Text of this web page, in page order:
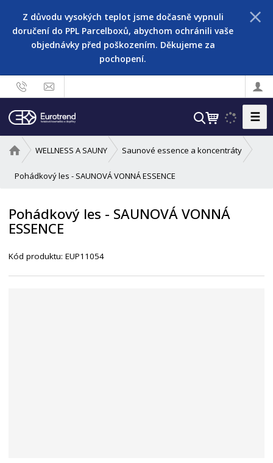
Z důvodu vysokých teplot jsme dočasně vypnuli
doručení do PPL Parcelboxů, abychom ochránili vaše
objednávky před poškozením. Děkujeme za
pochopení.
V
h
a
t
☰
v
o
í
s
r
WELLNESS A SAUNY Saunové essence a koncentráty
Pohádkový les - SAUNOVÁ VONNÁ ESSENCE
Pohádkový les - SAUNOVÁ VONNÁ
ESSENCE
Kód produktu:EUP11054